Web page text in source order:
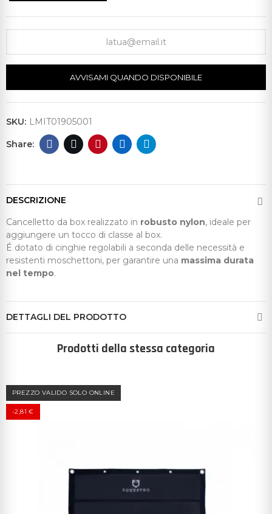
AVVISAMI QUANDO DISPONIBILE
SKU: LMIT01905001
DESCRIZIONE
Cancelletto da box realizzato in robusto nylon, ideale per
aggiungere un tocco di classe al box.
É dotato di cinghie regolabili a seconda delle necessità e
resistenti moschettoni, per garantire una massima durata
nel tempo.
DETTAGLI DEL PRODOTTO
Prodotti della stessa categoria
PREZZO VALIDO SOLO ONLINE
-2,81 €